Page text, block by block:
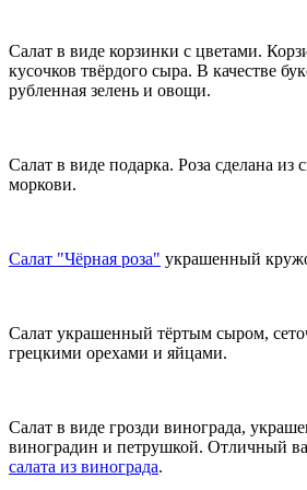
Салат в виде корзинки с цветами.
кусочков твёрдого сыра. В качестве
рубленная зелень и овощи.
Салат в виде подарка. Роза сделана из
моркови.
Салат "Чёрная роза" украшенный
Салат украшенный тёртым сыром,
грецкими орехами и яйцами.
Салат в виде грозди винограда,
виноградин и петрушкой. Отличный
салата из винограда.